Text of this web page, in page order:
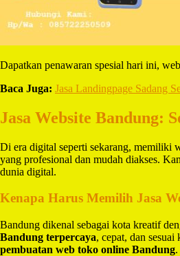
Dapatkan penawaran spesial hari ini,
Baca Juga: Jasa Landingpage Sadang
Jasa Website Bandung:
Di era digital seperti sekarang, memiliki
yang profesional dan mudah diakses.
dunia digital.
Kenapa Harus Memilih Jasa
Bandung dikenal sebagai kota kreatif
Bandung terpercaya, cepat, dan
pembuatan web toko online Bandung.